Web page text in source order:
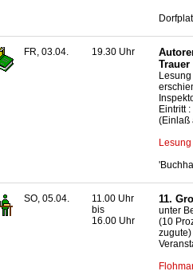
FR, 03.04. 19.30 Uhr
Eintritt
(Einlaß
SO, 05.04.
11.00 Uhr
bis
16.00 Uhr
11.
unter
(10
zugute)